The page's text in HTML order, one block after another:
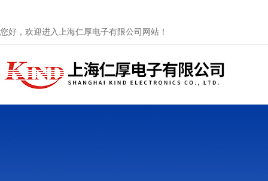
您好，欢迎进入上海仁厚电子有限公司网站！